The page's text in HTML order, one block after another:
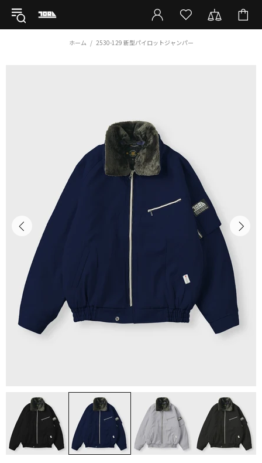
ホーム 2530-129 新型パイロットジャンパー